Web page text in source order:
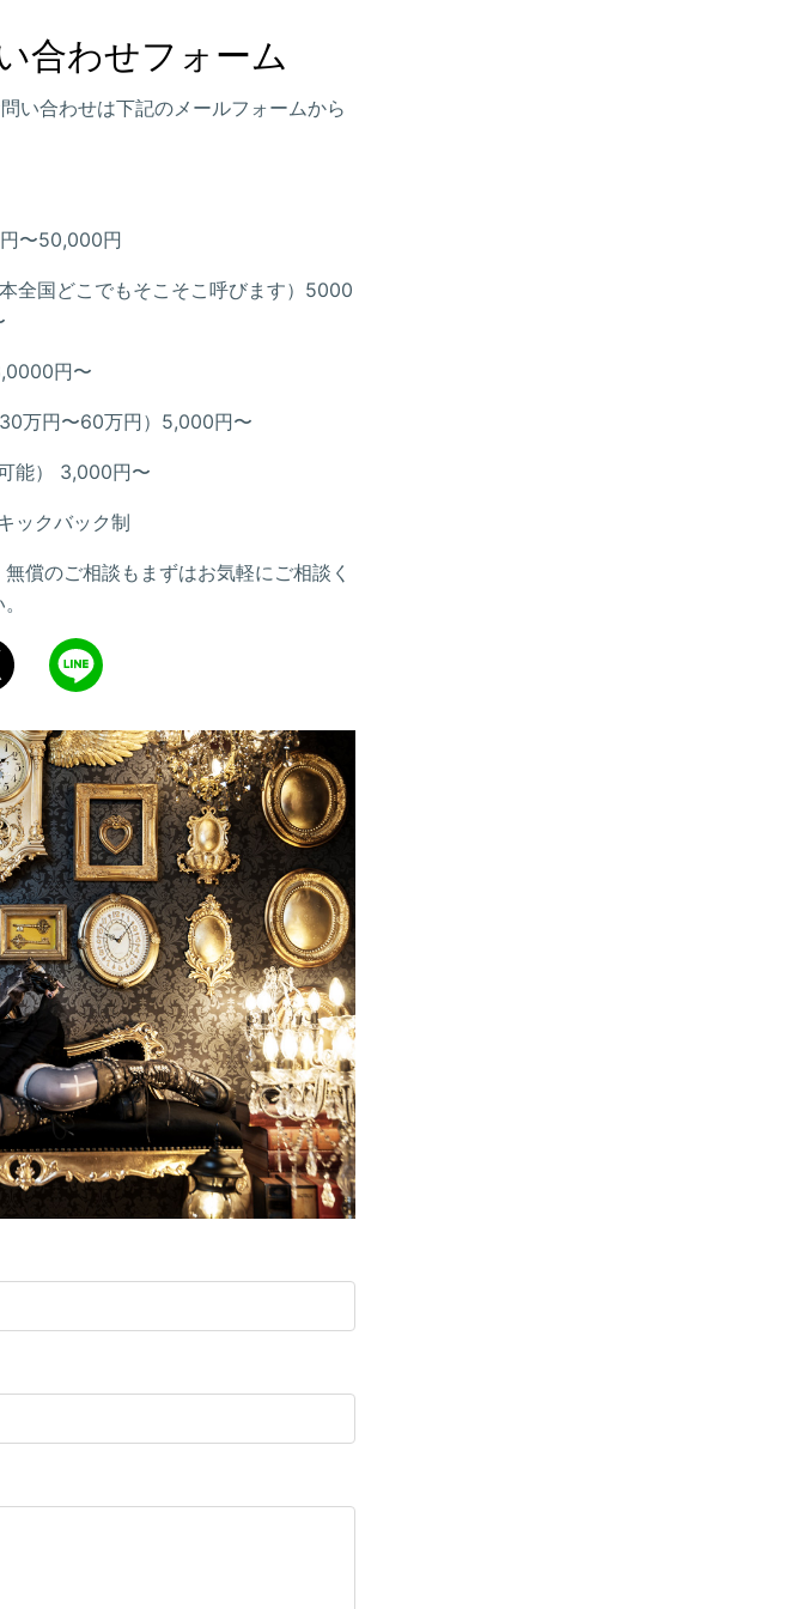
合わせフォーム
い合わせは下記のメールフォームから
〜50,000円
全国どこでもそこそこ呼びます）5000
円〜
万円〜60万円）5,000円〜
能） 3,000円〜
ックバック制
償のご相談もまずはお気軽にご相談く